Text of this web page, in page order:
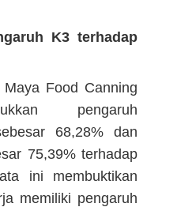
K3 terhadap
Food Canning
pengaruh
68,28% dan
75,39% terhadap
ini membuktikan
memiliki pengaruh